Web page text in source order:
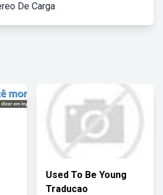
De Carga
Used To Be Young
Traducao